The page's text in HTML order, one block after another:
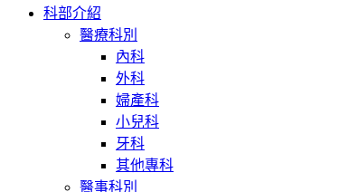
科部介紹
醫療科別
內科
外科
婦產科
小兒科
牙科
其他專科
醫事科別